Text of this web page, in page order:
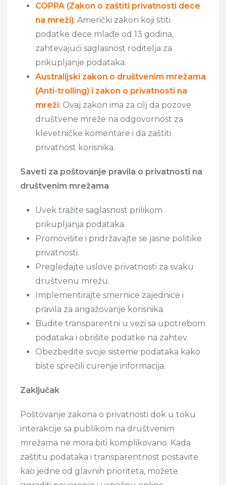
COPPA (Zakon o zaštiti privatnosti dece
na mreži): Američki zakon koji štiti
podatke dece mlađe od 13 godina,
zahtevajući saglasnost roditelja za
prikupljanje podataka.
Australijski zakon o društvenim mrežama
(Anti-trolling) i zakon o privatnosti na
mreži: Ovaj zakon ima za cilj da pozove
društvene mreže na odgovornost za
klevetničke komentare i da zaštiti
privatnost korisnika.
Saveti za poštovanje pravila o privatnosti na
društvenim mrežama
Uvek tražite saglasnost prilikom
prikupljanja podataka.
Promovišite i pridržavajte se jasne politike
privatnosti.
Pregledajte uslove privatnosti za svaku
društvenu mrežu.
Implementirajte smernice zajednice i
pravila za angažovanje korisnika.
Budite transparentni u vezi sa upotrebom
podataka i obrišite podatke na zahtev.
Obezbedite svoje sisteme podataka kako
biste sprečili curenje informacija.
Zaključak
Poštovanje zakona o privatnosti dok u toku
interakcije sa publikom na društvenim
mrežama ne mora biti komplikovano. Kada
zaštitu podataka i transparentnost postavite
kao jedne od glavnih prioriteta, možete